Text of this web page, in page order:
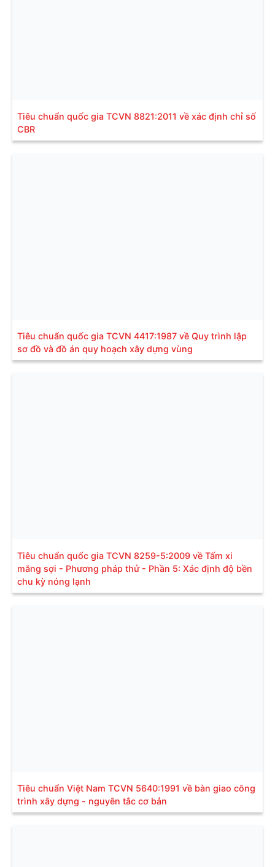
Tiêu chuẩn quốc gia TCVN 8821:2011 về xác định chỉ số
CBR
Tiêu chuẩn quốc gia TCVN 4417:1987 về Quy trình lập
sơ đồ và đồ án quy hoạch xây dựng vùng
Tiêu chuẩn quốc gia TCVN 8259-5:2009 về Tấm xi
măng sợi - Phương pháp thử - Phần 5: Xác định độ bền
chu kỳ nóng lạnh
Tiêu chuẩn Việt Nam TCVN 5640:1991 về bàn giao công
trình xây dựng - nguyên tắc cơ bản